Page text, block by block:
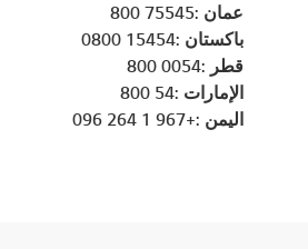
عمان :75545 800
باكستان :15454 0800
قطر :0054 800
الإمارات :54 800
اليمن :+967 1 264 096